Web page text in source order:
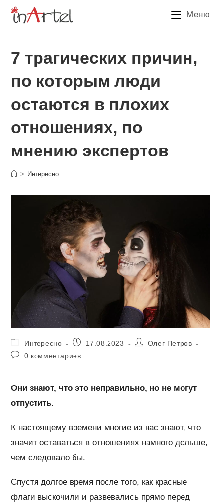
Перейти
Меню
7 трагических причин,
по которым люди
остаются в плохих
отношениях, по
мнению экспертов
> Интересно
Рубрика
записи:
Интересно
Запись17.08.2023
АвторОлег Петров
Комментарии
0 комментариев
Они знают, что это неправильно, но не могут
отпустить.
К настоящему времени многие из нас знают, что
значит оставаться в отношениях намного дольше,
чем следовало бы.
Спустя долгое время после того, как красные
флаги выскочили и развевались прямо перед